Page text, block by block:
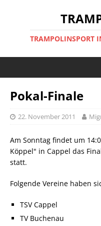
TRAMPOLINSPORT
Pokal-Finale
22. November 2011
Am Sonntag findet um
Köppel" in Cappel das
statt.
Folgende Vereine haben
TSV Cappel
TV Buchenau